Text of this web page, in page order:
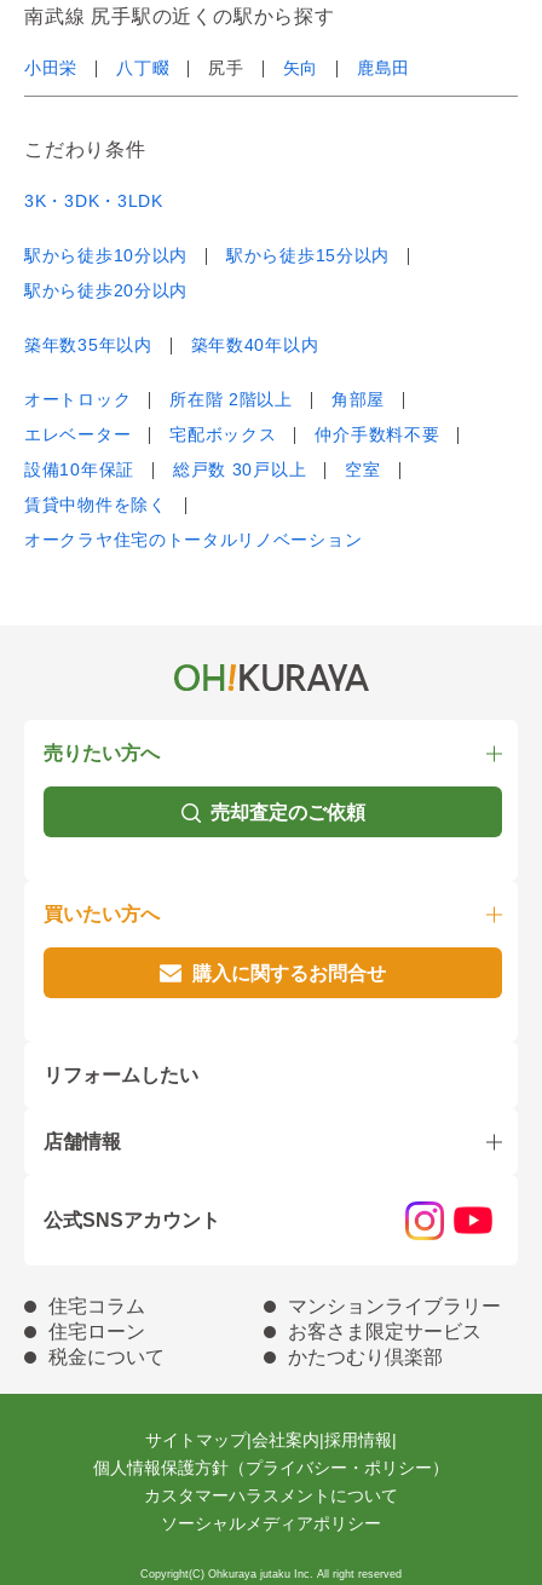
南武線 尻手駅の近くの駅から探す
小田栄 八丁畷 尻手 矢向 鹿島田
こだわり条件
3K・3DK・3LDK
駅から徒歩10分以内
駅から徒歩15分以内
駅から徒歩20分以内
築年数35年以内 築年数40年以内
オートロック 所在階 2階以上
角部屋
エレベーター
宅配ボックス
仲介手数料不要
設備10年保証
総戸数 30戸以上
空室
賃貸中物件を除く
オークラヤ住宅のトータルリノベーション
売りたい方へ
売却査定のご依頼
買いたい方へ
購入に関するお問合せ
リフォームしたい
店舗情報
公式SNSアカウント
住宅コラム
マンションライブラリー
住宅ローン
お客さま限定サービス
税金について
かたつむり倶楽部
サイトマップ|会社案内|採用情報|
個人情報保護方針（プライバシー・ポリシー）
カスタマーハラスメントについて
ソーシャルメディアポリシー
Copyright(C) Ohkuraya jutaku Inc. All right reserved